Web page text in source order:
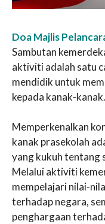
Doa Majlis
Sambutan
aktiviti adalah satu
mendidik untuk
kepada kanak-kanak.
Memperkenalkan
kanak prasekolah
yang kukuh tentang
Melalui aktiviti
mempelajari nilai-
terhadap negara,
penghargaan